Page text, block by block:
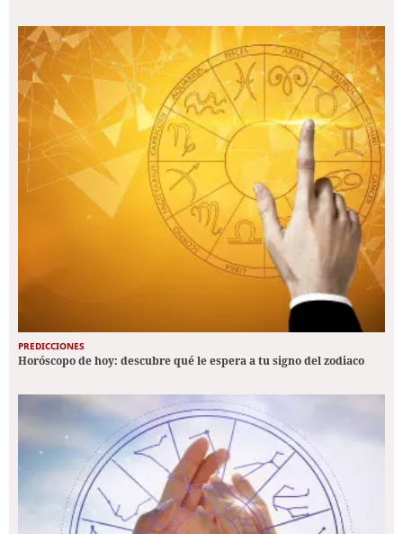
PREDICCIONES
Horóscopo de hoy: descubre qué le espera a tu signo del zodiaco